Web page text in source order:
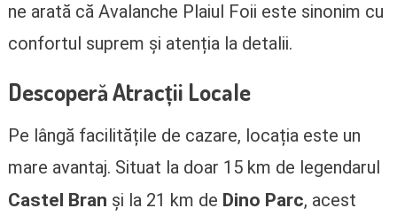
ne arată că Avalanche Plaiul Foii este sinonim cu
confortul suprem și atenția la detalii.
Descoperă Atracții Locale
Pe lângă facilitățile de cazare, locația este un
mare avantaj. Situat la doar 15 km de legendarul
Castel Bran și la 21 km de Dino Parc, acest